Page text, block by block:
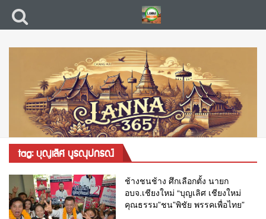
tag: บุญเลิศ บูรณุปกรณ์
ช้างชนช้าง ศึกเลือกตั้ง นายก
อบจ.เชียงใหม่ “บุญเลิศ เชียงใหม่
คุณธรรม”ชน”พิชัย พรรคเพื่อไทย”